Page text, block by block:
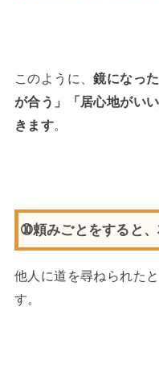
このように、鏡になっ
が合う」「居心地がい
きます。
➉頼みごとをすると
他人に道を尋ねられた
す。